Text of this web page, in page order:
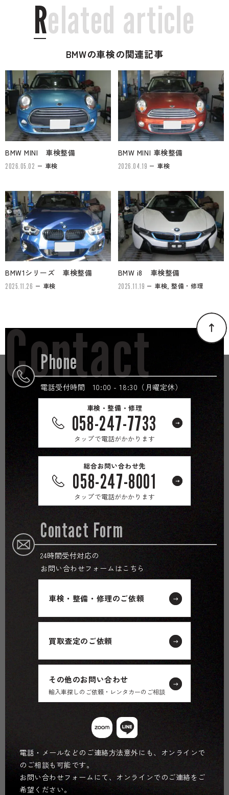
Related article
BMWの車検の関連記事
BMW MINI 車検整備
2026.05.02 車検
BMW MINI 車検整備
2026.04.19 車検
BMW1シリーズ 車検整備
2025.11.26 車検
BMW i8 車検整備
2025.11.19 車検, 整備・修理
Phone
電話受付時間 10:00 - 18:30（月曜定休）
車検・整備・修理
058-247-7733
タップで電話がかかります
総合お問い合わせ先
058-247-8001
タップで電話がかかります
Contact Form
24時間受付対応の
お問い合わせフォームはこちら
車検・整備・修理のご依頼
買取査定のご依頼
その他のお問い合わせ
輸入車探しのご依頼・レンタカーのご相談
電話・メールなどのご連絡方法意外にも、オンラインで
のご相談も可能です。
お問い合わせフォームにて、オンラインでのご連絡をご
希望ください。
Contact